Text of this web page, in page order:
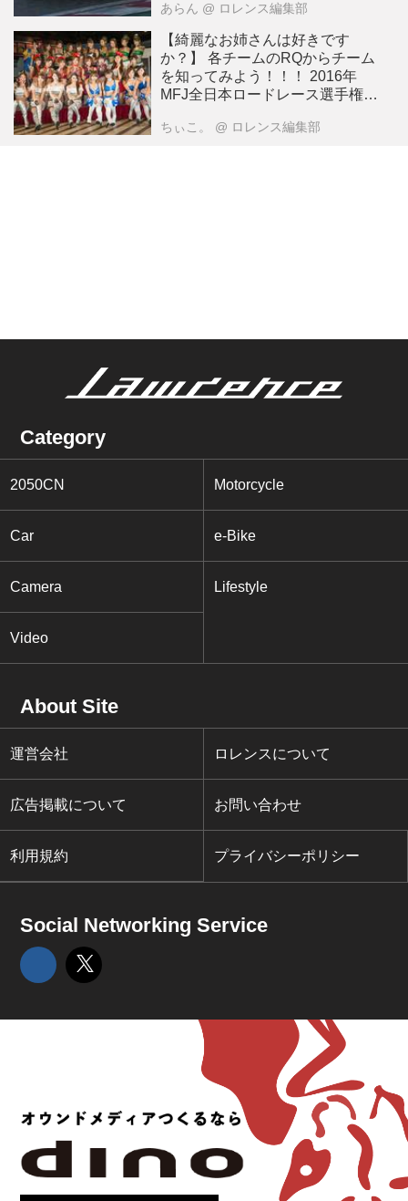
あらん @ ロレンス編集部
【綺麗なお姉さんは好きです
か？】 各チームのRQからチーム
を知ってみよう！！！ 2016年
MFJ全日本ロードレース選手権
vol.1
ちぃこ。 @ ロレンス編集部
Category
2050CN Motorcycle
Car e-Bike
Camera Lifestyle
Video
About Site
運営会社 ロレンスについて
広告掲載について お問い合わせ
利用規約 プライバシーポリシー
Social Networking Service